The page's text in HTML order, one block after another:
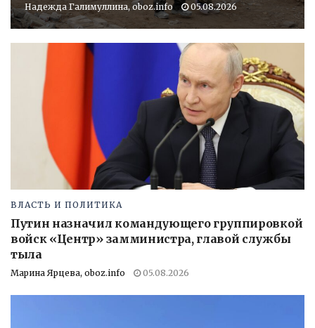
Надежда Галимуллина, oboz.info 05.08.2026
ВЛАСТЬ И ПОЛИТИКА
Путин назначил командующего группировкой
войск «Центр» замминистра, главой службы
тыла
Марина Ярцева, oboz.info 05.08.2026